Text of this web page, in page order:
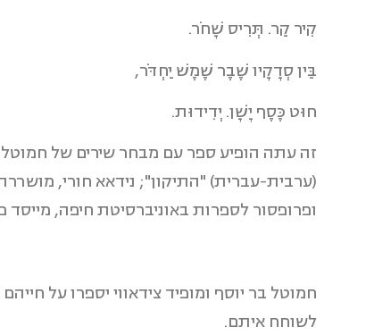
קִיר קַר. תְּרִיס שָׁחֹר.
בֵּין סְדָקָיו שֶׁבֶר שֶׁמֶשׁ יַחְדֹּר,
חוּט כֶּסֶף יָשָׁן. יְדִידוּת.
זה עתה הופיע ספר עם מבחר שירים של
(ערבית-עברית) "התיקון"; נידאא חורי,
ופרופסור לספרות באוניברסיטת חיפה, מייסד
חמוטל בר יוסף ומופיד צידאווי יספרו על
לשוחח איתם.